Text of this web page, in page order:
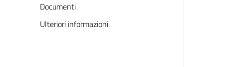
Documenti
Ulteriori informazioni